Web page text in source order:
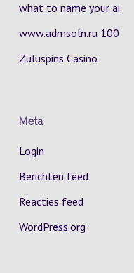
what to name your ai
www.admsoln.ru 100
Zuluspins Casino
Meta
Login
Berichten feed
Reacties feed
WordPress.org